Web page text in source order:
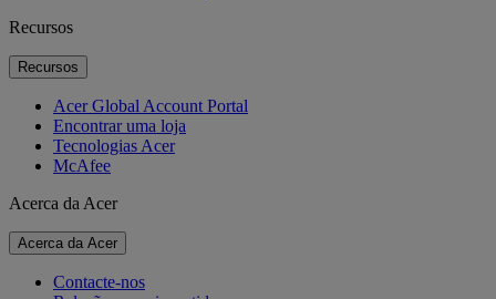
Recursos
Recursos
Acer Global Account Portal
Encontrar uma loja
Tecnologias Acer
McAfee
Acerca da Acer
Acerca da Acer
Contacte-nos